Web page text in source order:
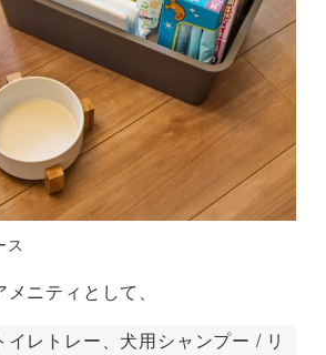
ス
ニティとして、
イレトレー、犬用シャンプー / リ